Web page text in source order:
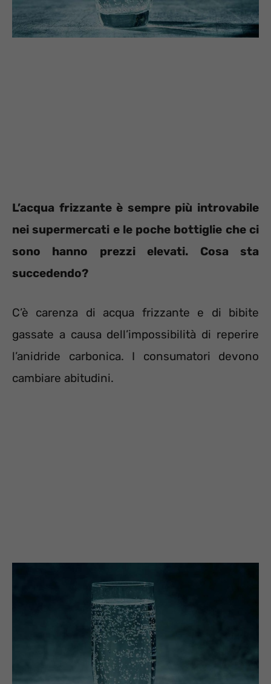
L’acqua frizzante è sempre più introvabile
nei supermercati e le poche bottiglie che ci
sono hanno prezzi elevati. Cosa sta
succedendo?
C’è carenza di acqua frizzante e di bibite
gassate a causa dell’impossibilità di reperire
l’anidride carbonica. I consumatori devono
cambiare abitudini.